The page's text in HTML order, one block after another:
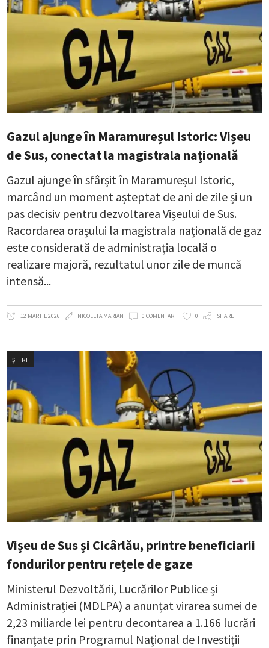
Gazul ajunge în Maramureșul Istoric: Vișeu
de Sus, conectat la magistrala națională
Gazul ajunge în sfârșit în Maramureșul Istoric,
marcând un moment așteptat de ani de zile și un
pas decisiv pentru dezvoltarea Vișeului de Sus.
Racordarea orașului la magistrala națională de gaz
este considerată de administrația locală o
realizare majoră, rezultatul unor zile de muncă
intensă
12 MARTIE 2026 NICOLETA MARIAN 0 COMENTARII 0 SHARE
ȘTIRI
Vișeu de Sus și Cicârlău, printre beneficiarii
fondurilor pentru rețele de gaze
Ministerul Dezvoltării, Lucrărilor Publice și
Administrației (MDLPA) a anunțat virarea sumei de
2,23 miliarde lei pentru decontarea a 1.166 lucrări
finanțate prin Programul Național de Investiții